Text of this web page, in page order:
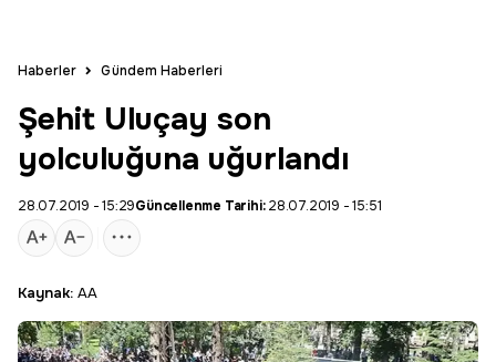
Haberler Gündem Haberleri
Şehit Uluçay son
yolculuğuna uğurlandı
28.07.2019 - 15:29Güncellenme Tarihi:28.07.2019 - 15:51
Kaynak: AA